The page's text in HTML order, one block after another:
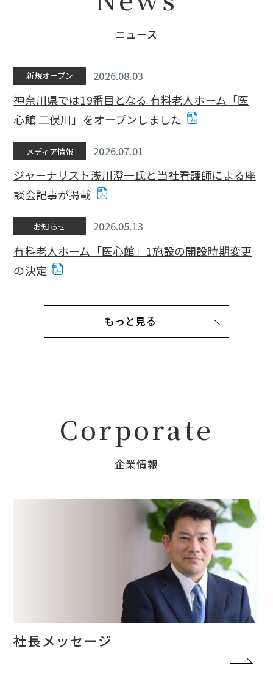
ニュース
新規オープン 2026.08.03
神奈川県では19番目となる 有料老人ホーム「医
心館 二俣川」をオープンしました
メディア情報 2026.07.01
ジャーナリスト浅川澄一氏と当社看護師による座
談会記事が掲載
お知らせ 2026.05.13
有料老人ホーム「医心館」1施設の開設時期変更
の決定
もっと見る
Corporate
企業情報
社長メッセージ